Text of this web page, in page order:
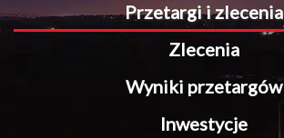
Przetargi i zlecenia
Zlecenia
Wyniki przetargów
Inwestycje